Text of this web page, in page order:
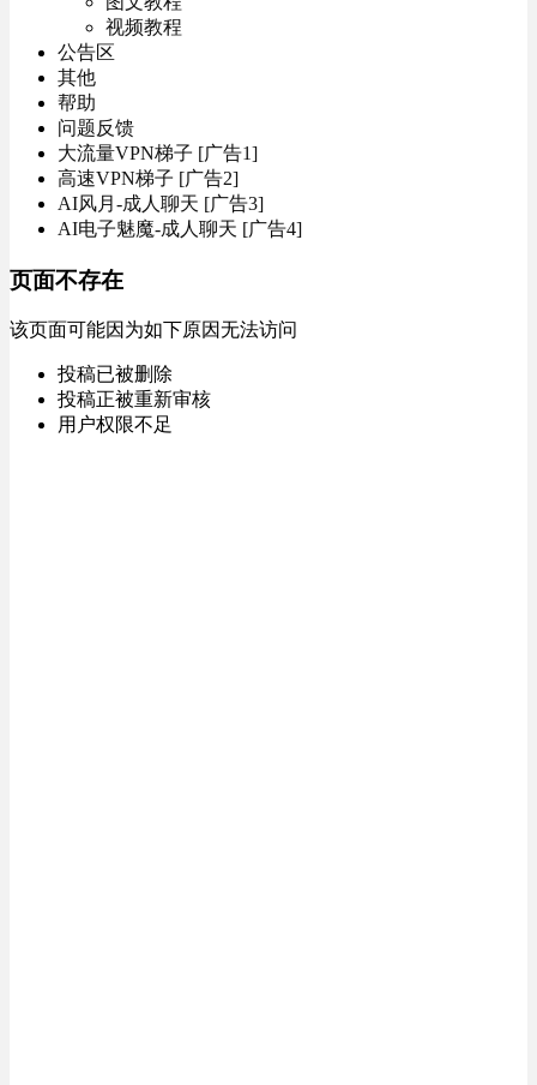
视频教程
公告区
其他
帮助
问题反馈
大流量VPN梯子 [广告1]
高速VPN梯子 [广告2]
AI风月-成人聊天 [广告3]
AI电子魅魔-成人聊天 [广告4]
页面不存在
该页面可能因为如下原因无法访问
投稿已被删除
投稿正被重新审核
用户权限不足